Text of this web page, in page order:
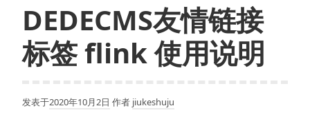
DEDECMS友情链接
标签 flink 使用说明
发表于2020年10月2日 作者 jiukeshuju